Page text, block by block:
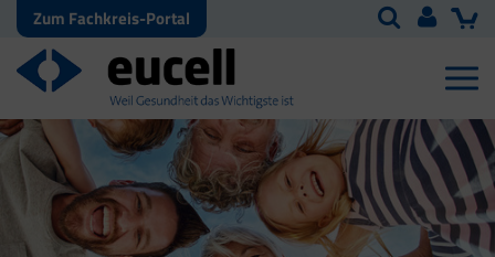
Zum Fachkreis-Portal